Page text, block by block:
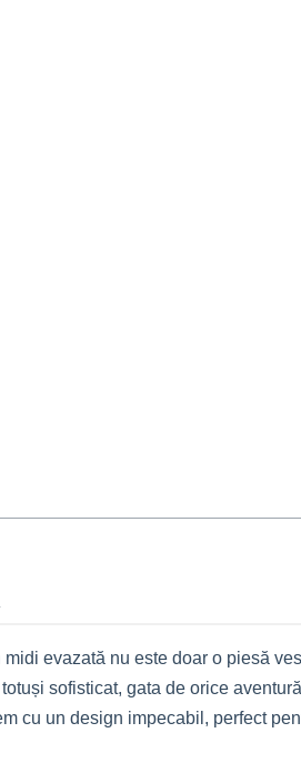
evazată nu este doar o piesă
sofisticat, gata de orice
cu un design impecabil, perfect